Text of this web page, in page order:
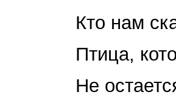
Кто нам
Птица,
Не